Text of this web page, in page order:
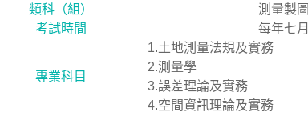
類科（組）
測量製圖
考試時間
每年七月
專業科目
1.土地測量法規及實務
2.測量學
3.誤差理論及實務
4.空間資訊理論及實務